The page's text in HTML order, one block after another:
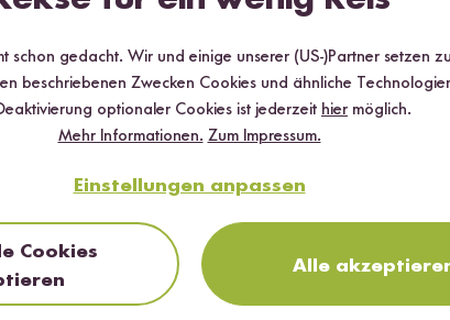
schon gedacht. Wir und einige unserer (US-)Partner setzen
beschriebenen Zwecken Cookies und ähnliche
optionaler Cookies ist jederzeit hier möglich.
Mehr Informationen. Zum Impressum.
Einstellungen anpassen
Cookies
Alle